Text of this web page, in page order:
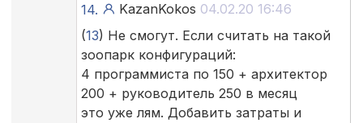
14. KazanKokos 04.02.20 16:46
(13) Не смогут. Если считать на такой
зоопарк конфигураций:
4 программиста по 150 + архитектор
200 + руководитель 250 в месяц
это уже лям. Добавить затраты и